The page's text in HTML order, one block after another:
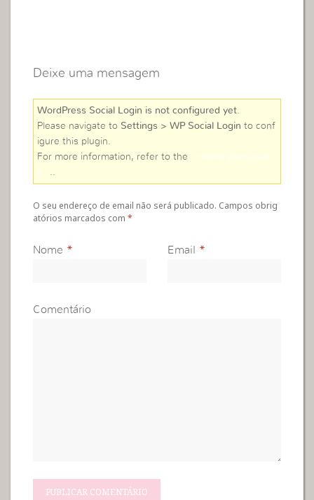
Deixe uma mensagem
WordPress Social Login is not configured yet
Please navigate to Settings > WP Social Login to conf
igure this plugin.
For more information, refer to the
online user guid
e
O seu endereço de email não será publicado. Campos obrig
atórios marcados com*
Nome * Email *
Comentário